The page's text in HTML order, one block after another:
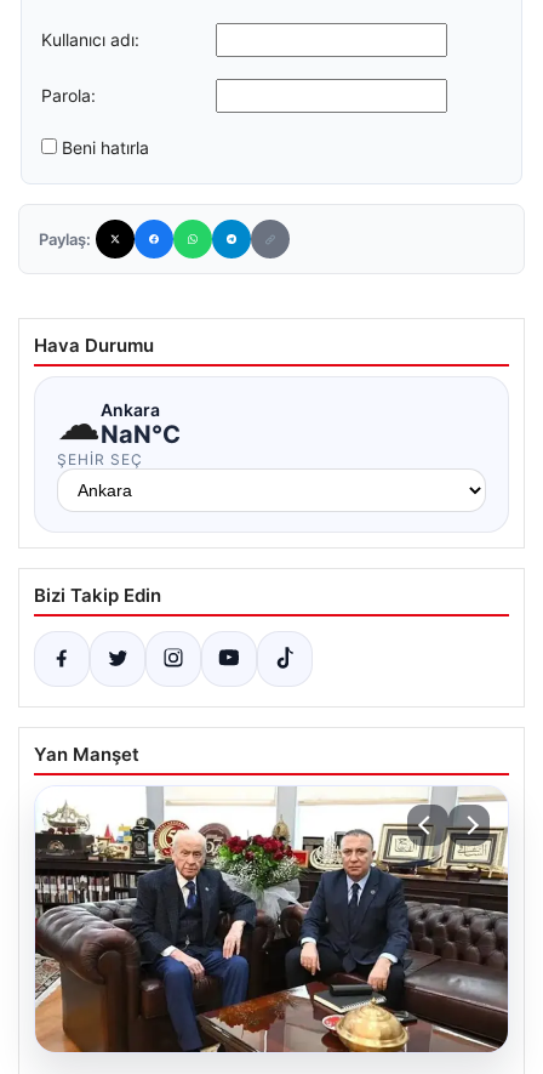
Kullanıcı adı:
Parola:
Beni hatırla
Paylaş:
Hava Durumu
☁Ankara
NaN°C
ŞEHIR SEÇ
Bizi Takip Edin
Yan Manşet